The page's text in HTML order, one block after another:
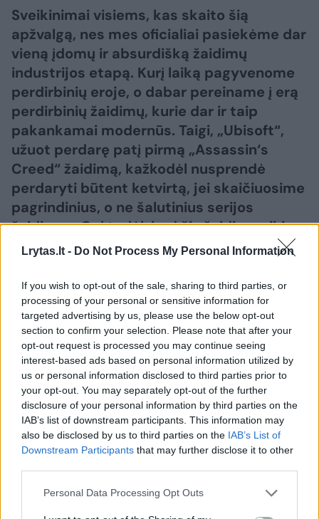
Lrytas.lt - Do Not Process My Personal Information
If you wish to opt-out of the sale, sharing to third parties, or
processing of your personal or sensitive information for
targeted advertising by us, please use the below opt-out
section to confirm your selection. Please note that after your
opt-out request is processed you may continue seeing
interest-based ads based on personal information utilized by
us or personal information disclosed to third parties prior to
your opt-out. You may separately opt-out of the further
disclosure of your personal information by third parties on the
IAB’s list of downstream participants. This information may
also be disclosed by us to third parties on the IAB’s List of
Downstream Participants that may further disclose it to other
Personal Data Processing Opt Outs
Sveikinimai visiems, kas skaito šią
apžvalgą, nes mes oficialiai pasiekėme dar
vieną įdomų ir absurdišką žaidimų
industrijos etapą. Kurį laiką pagyvenome
perdirbinių eroje, o dabar pereiname į erą
perdirbinių žaidimų, kurie dar ir taip
pakankamai modernūs. Taigi, „Ubisoft“,
užuot perdarę patį pirmą „Assassin‘s
Creed“ žaidimą, kažkodėl nusprendė
perdaryti būtent ketvirtą, jei skaičiuosime
pagrindinius, o ne šalutinius serijos
žaidimus. Gal todėl, kad šis žaidimas iki
šiol buvo labiausiai išskirtinis savo tema ar
norisi daugiau Saulės ar apskritai, vasaros,
bet priešais mus – atnaujintas ir
modernizuotas „Assassin‘s Creed Black
Flag“, prie kurio atsirado prierašas
„Resynced“. Du klausimai: ar verta bristi
tiems, kas jau perėjo originalųjį „Black
Flag“ ir ar verta prasidėti tiems, kas iki šiol
vengė senų serijos žaidimų?